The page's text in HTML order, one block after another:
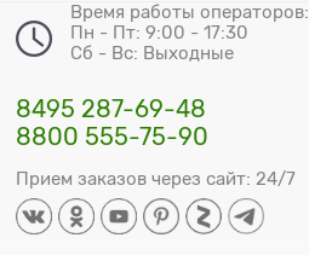
Время работы операторов:
Пн - Пт: 9:00 - 17:30
Сб - Вс: Выходные
8495 287-69-48
8800 555-75-90
Прием заказов через сайт: 24/7